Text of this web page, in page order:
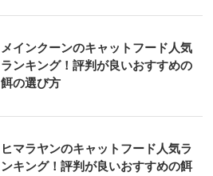
メインクーンのキャットフード人気
ランキング！評判が良いおすすめの
餌の選び方
ヒマラヤンのキャットフード人気ラ
ンキング！評判が良いおすすめの餌